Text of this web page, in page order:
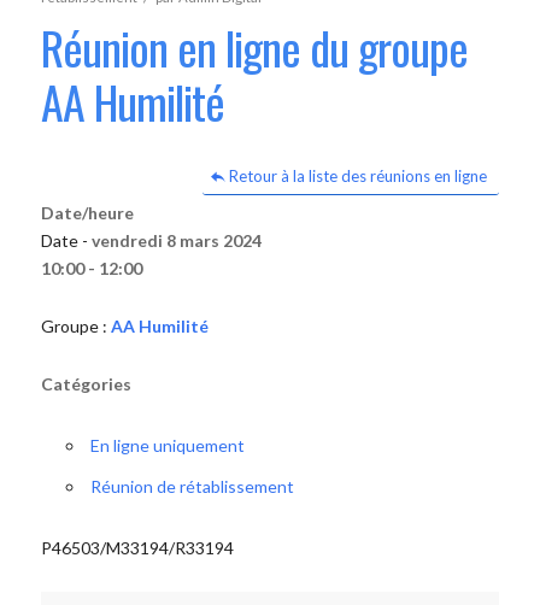
Réunion en ligne du groupe
AA Humilité
Retour à la liste des réunions en ligne
Date/heure
Date - vendredi 8 mars 2024
10:00 - 12:00
Groupe : AA Humilité
Catégories
En ligne uniquement
Réunion de rétablissement
P46503/M33194/R33194